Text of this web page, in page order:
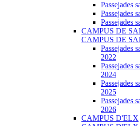
Passejades
Passejades
Passejades
CAMPUS DE
CAMPUS DE
Passejades
2022
Passejades
2024
Passejades
2025
Passejades
2026
CAMPUS D'ELX